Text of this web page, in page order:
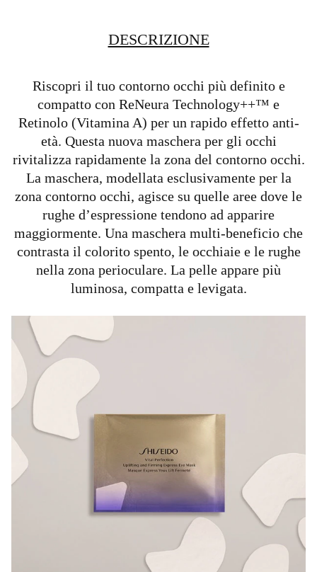
DESCRIZIONE
Riscopri il tuo contorno occhi più definito e
compatto con ReNeura Technology++™ e
Retinolo (Vitamina A) per un rapido effetto anti-
età. Questa nuova maschera per gli occhi
rivitalizza rapidamente la zona del contorno occhi.
La maschera, modellata esclusivamente per la
zona contorno occhi, agisce su quelle aree dove le
rughe d’espressione tendono ad apparire
maggiormente. Una maschera multi-beneficio che
contrasta il colorito spento, le occhiaie e le rughe
nella zona perioculare. La pelle appare più
luminosa, compatta e levigata.